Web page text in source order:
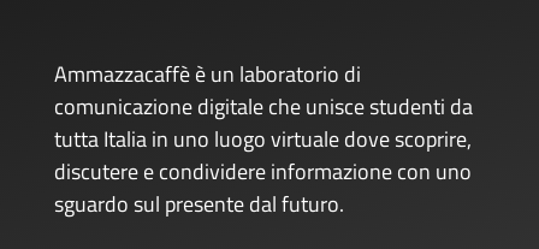
Ammazzacaffè è un laboratorio di
comunicazione digitale che unisce studenti da
tutta Italia in uno luogo virtuale dove scoprire,
discutere e condividere informazione con uno
sguardo sul presente dal futuro.